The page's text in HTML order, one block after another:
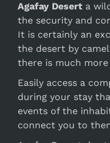
Agafay Desert a
the security and
It is certainly an
the desert by
there is much more
Easily access a
during your stay
events of the
connect you to